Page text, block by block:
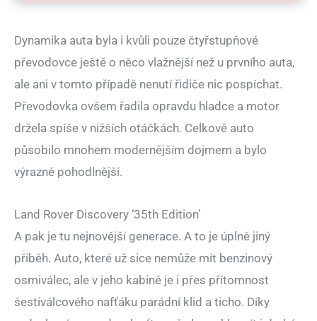
Dynamika auta byla i kvůli pouze čtyřstupňové
převodovce ještě o něco vlažnější než u prvního auta,
ale ani v tomto případě nenutí řidiče nic pospíchat.
Převodovka ovšem řadila opravdu hladce a motor
držela spíše v nižších otáčkách. Celkově auto
působilo mnohem modernějším dojmem a bylo
výrazně pohodlnější.
Land Rover Discovery ‘35th Edition’
A pak je tu nejnovější generace. A to je úplně jiný
příběh. Auto, které už sice nemůže mít benzinový
osmiválec, ale v jeho kabině je i přes přítomnost
šestiválcového nafťáku parádní klid a ticho. Díky